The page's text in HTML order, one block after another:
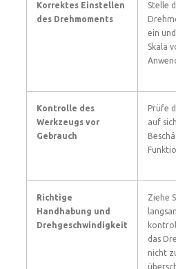
Korrektes Einstellen
des Drehmoments
Stelle
ein
Skala
Kontrolle des
Werkzeugs vor
Gebrauch
Prüfe
auf
Richtige
Handhabung und
Drehgeschwindigkeit
Ziehe
das
nicht